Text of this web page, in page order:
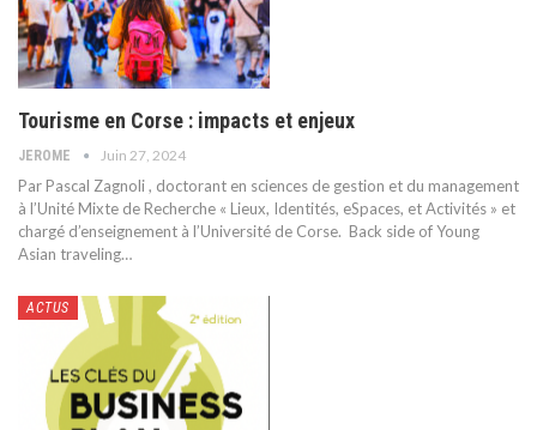
Tourisme en Corse : impacts et enjeux
JEROME Juin 27, 2024
Par Pascal Zagnoli , doctorant en sciences de gestion et du management
à l’Unité Mixte de Recherche « Lieux, Identités, eSpaces, et Activités » et
chargé d’enseignement à l’Université de Corse. Back side of Young
Asian traveling…
ACTUS